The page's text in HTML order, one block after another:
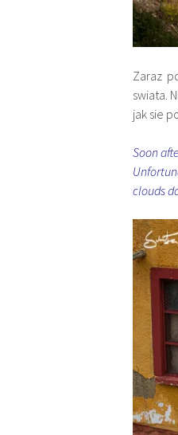
Zaraz
swiata.
jak sie
Soon
clouds